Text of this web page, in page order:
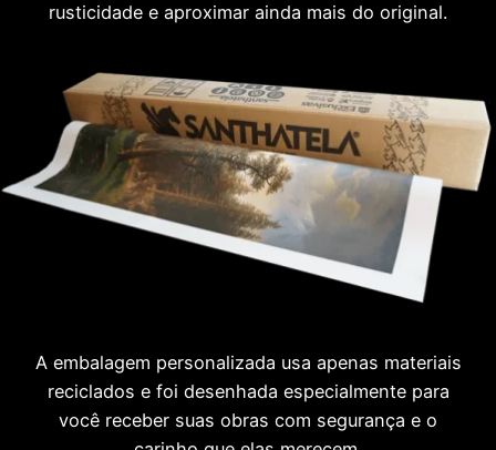
rusticidade e aproximar ainda mais do original.
A embalagem personalizada usa apenas materiais
reciclados e foi desenhada especialmente para
você receber suas obras com segurança e o